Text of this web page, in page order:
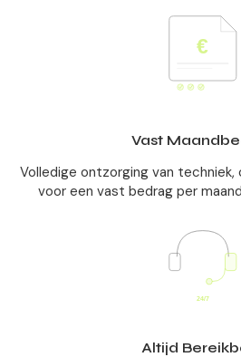
Vast
Volledige ontzorging van
voor een vast bedrag per
Altijd